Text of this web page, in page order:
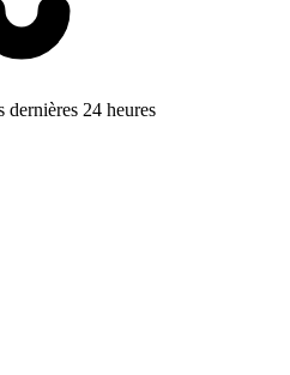
dernières 24 heures